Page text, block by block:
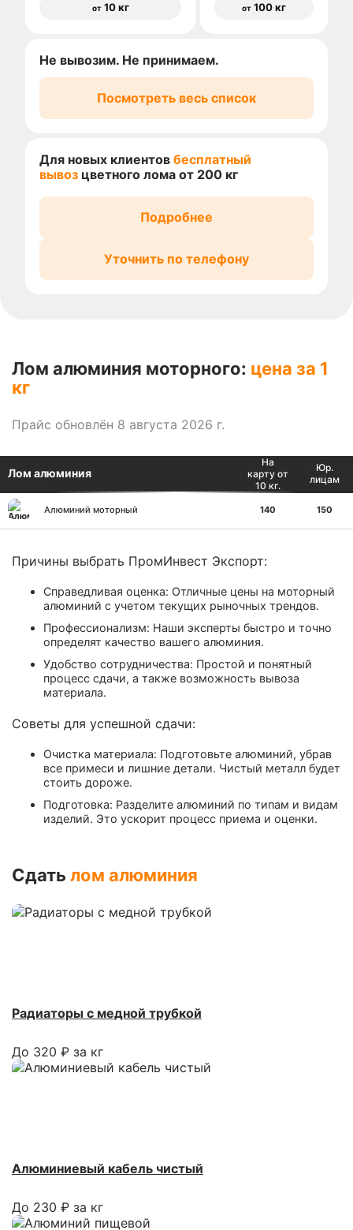
от10 кг от 100 кг
Не вывозим. Не принимаем.
Посмотреть весь список
Для новых клиентов бесплатный
вывоз цветного лома от 200 кг
Подробнее
Уточнить по телефону
Лом алюминия моторного: цена за 1
кг
Прайс обновлён 8 августа 2026 г.
Лом алюминия
На
карту от
10 кг.
Юр.
лицам
Алюминий моторный 140 150
Причины выбрать ПромИнвест Экспорт:
Справедливая оценка: Отличные цены на моторный
алюминий с учетом текущих рыночных трендов.
Профессионализм: Наши эксперты быстро и точно
определят качество вашего алюминия.
Удобство сотрудничества: Простой и понятный
процесс сдачи, а также возможность вывоза
материала.
Советы для успешной сдачи:
Очистка материала: Подготовьте алюминий, убрав
все примеси и лишние детали. Чистый металл будет
стоить дороже.
Подготовка: Разделите алюминий по типам и видам
изделий. Это ускорит процесс приема и оценки.
Сдать лом алюминия
Радиаторы с медной трубкой
До 320 ₽ за кг
Алюминиевый кабель чистый
До 230 ₽ за кг